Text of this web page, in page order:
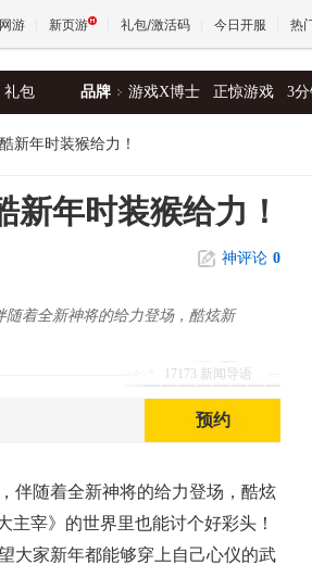
游 新页游 礼包/激活码 今日开服 热
礼包 品牌 游戏X博士 正惊游戏 3
新年时装猴给力！
年时装猴给力！
神评论 0
17173 新闻导语
着全新神将的给力登场，酷炫新
预约
伴随着全新神将的给力登场，酷炫
主宰》的世界里也能讨个好彩头！
大家新年都能够穿上自己心仪的武